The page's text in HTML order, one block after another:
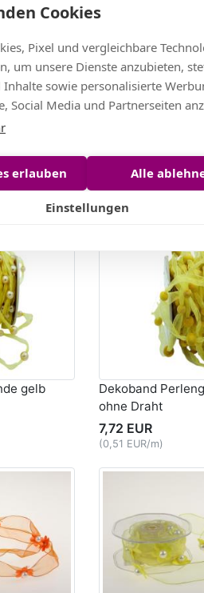
Motivband
(1,55 EUR/m)
gelb
Dekoband
ohne Draht
7,72 EUR
(0,51 EUR/m)
Cookies
Pixel und vergleichbare
um unsere Dienste anzubieten,
Inhalte sowie personalisierte
Social Media und Partnerseiten
erlauben Alle
Einstellungen